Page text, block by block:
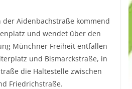
Aidenbachstraße kommend
und wendet über den
Münchner Freiheit entfallen
und Bismarckstraße, in
die Haltestelle zwischen
Friedrichstraße.